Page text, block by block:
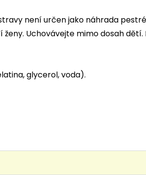
není určen jako náhrada
Uchovávejte mimo dosah
glycerol, voda).